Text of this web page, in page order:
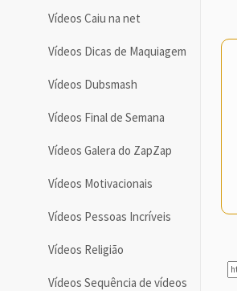
Vídeos Caiu na net
Vídeos Dicas de Maquiagem
Vídeos Dubsmash
Vídeos Final de Semana
Vídeos Galera do ZapZap
Vídeos Motivacionais
Vídeos Pessoas Incríveis
Vídeos Religião
Vídeos Sequência de vídeos